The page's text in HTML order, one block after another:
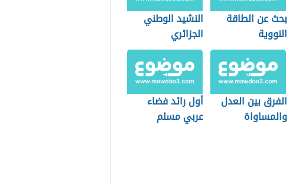
بحث عن الطاقة
النووية
النشيد الوطني
الجزائري
الفرق بين العدل
والمساواة
أول رائد فضاء
عربي مسلم